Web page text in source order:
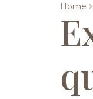
Home